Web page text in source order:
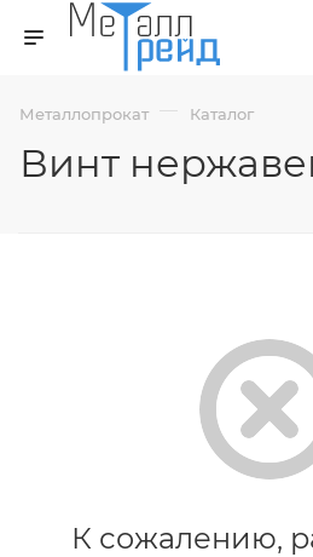
Металлопрокат — Каталог
Винт
К сожалению,